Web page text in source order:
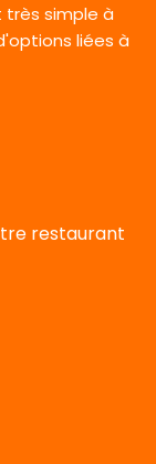
simple à
liées à
restaurant